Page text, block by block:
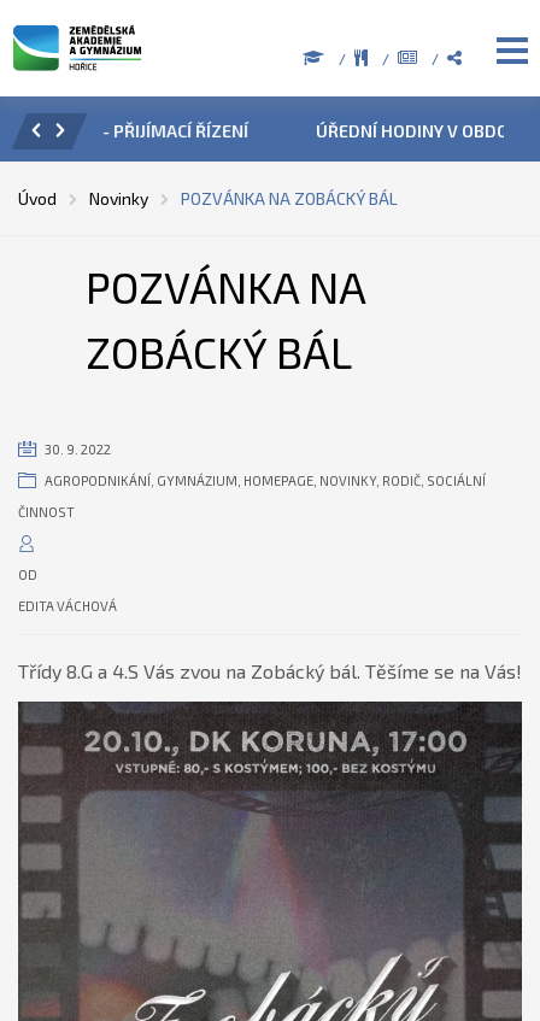
ÚŘEDNÍ HODINY V OBDOBÍ LETNÍCH PRÁZDNIN
Úvod Novinky POZVÁNKA NA ZOBÁCKÝ BÁL
POZVÁNKA NA
ZOBÁCKÝ BÁL
30. 9. 2022
AGROPODNIKÁNÍ GYMNÁZIUM HOMEPAGE NOVINKY, RODIČ SOCIÁLNÍ
ČINNOST
OD
EDITA VÁCHOVÁ
Třídy 8.G a 4.S Vás zvou na Zobácký bál. Těšíme se na Vás!